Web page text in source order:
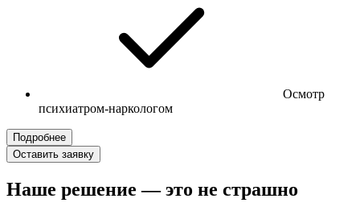
Осмотр
психиатром-наркологом
Подробнее
Оставить заявку
Наше решение — это не страшно